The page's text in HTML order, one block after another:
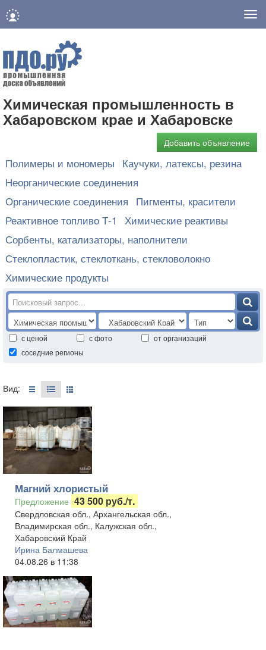
Химическая промышленность в
Хабаровском крае и Хабаровске
Добавить объявление
Полимеры и мономеры Каучуки, латексы, резина
Неорганические соединения
Органические соединения Пигменты, красители
Реактивное топливо Т-1
Химические реактивы
Сорбенты, катализаторы, наполнители
Стеклопластик, стеклоткань, стекловолокно
Химические продукты
с ценой с фото
от организаций
соседние регионы
Вид:
Магний хлористый
Предложение 43 500 руб./т.
Свердловская обл., Архангельская обл.,
Владимирская обл., Калужская обл.,
Хабаровский Край
Ирина Балмашева
04.08.26 в 11:38